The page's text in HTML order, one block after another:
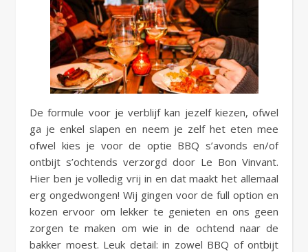
De formule voor je verblijf kan jezelf kiezen, ofwel
ga je enkel slapen en neem je zelf het eten mee
ofwel kies je voor de optie BBQ s’avonds en/of
ontbijt s’ochtends verzorgd door Le Bon Vinvant.
Hier ben je volledig vrij in en dat maakt het allemaal
erg ongedwongen! Wij gingen voor de full option en
kozen ervoor om lekker te genieten en ons geen
zorgen te maken om wie in de ochtend naar de
bakker moest. Leuk detail: in zowel BBQ of ontbijt